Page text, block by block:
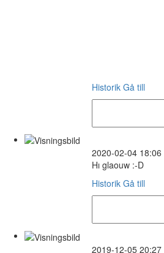
Historik Gå till
2020-02-04 18:06
Hı glaouw :-D
Historik Gå till
2019-12-05 20:27